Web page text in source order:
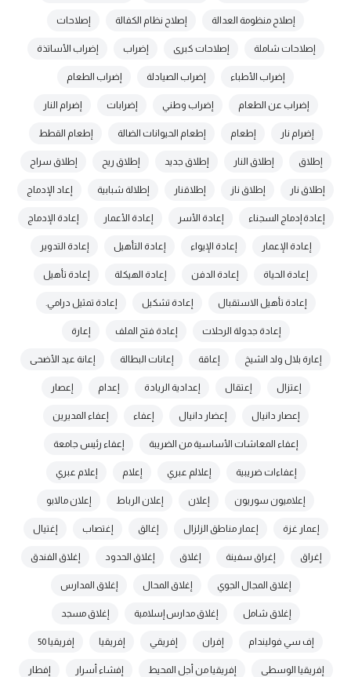
إصلاح منظومة العدالة إصلاح نظام الكفالة إصلاحات
إصلاحات شاملة إصلاحات كبرى إضراب إضراب الأساتذة
إضراب الأطباء إضراب الصيادلة إضراب الطعام
إضراب عن الطعام إضراب وطني إضرابات إضرام النار
إضرام نار إطعام إطعام الحيوانات الضالة إطعام القطط
إطلاق إطلاق النار إطلاق جديد إطلاق ريح إطلاق سراح
إطلاق نار إطلاق ناز إطلاقنار إطلالة شبابية إعاد الإدماج
إعادة إدماج السجناء إعادة الأسر إعادة الأعمار إعادة الإدماج
إعادة الإعمار إعادة الإيواء إعادة التأهيل إعادة التدوير
إعادة الحياة إعادة الدفن إعادة الهيكلة إعادة تأهيل
إعادة تأهيل الاستقبال إعادة تشكيل إعادة تمثيل درامي.
إعادة جدولة الرحلات إعادة فتح الملف إعارة
إعارة بلال ولد الشيخ إعاقة إعانات البطالة إعانة عيد الأضحى
إعتزال إعتقال إعدادية الريادة إعدام إعصار
إعصار دانيال إعضار دانيال إعفاء إعفاء المديرين
إعفاء المعاشات الأساسية من الضريبة إعفاء رئيس جامعة
إعفاءات ضريبية إعلالم عبري إعلام إعلام عبري
إعلاميون سوريون إعلان إعلان الرباط إعلان مالابو
إعمار غزة إعمار مناطق الزلزال إغالق إغتصاب إغتيال
إغراق إغراق سفينة إغلاق إغلاق الحدود إغلاق الفندق
إغلاق المجال الجوي إغلاق المحال إغلاق المدارس
إغلاق شامل إغلاق مدارس إسلامية إغلاق مسجد
إف سي فوليندام إفران إفريقي إفريقيا إفريقيا 50
إفريقيا الوسطى إفريقيا من أجل المحيط إفشاء أسرار إفطار